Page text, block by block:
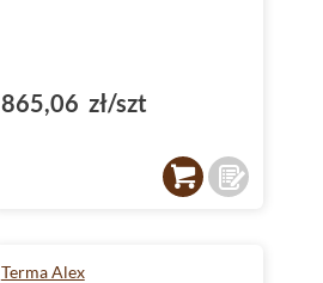
865,06 zł/szt
Terma Alex